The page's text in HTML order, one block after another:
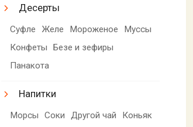
Десерты
Суфле Желе Мороженое
Муссы
Конфеты
Безе и зефиры
Панакота
Напитки
Морсы Соки Другой чай
Коньяк